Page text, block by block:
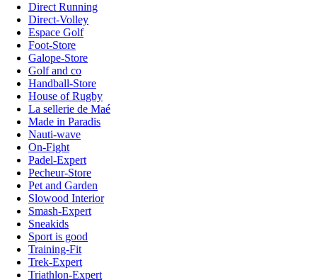
Direct Running
Direct-Volley
Espace Golf
Foot-Store
Galope-Store
Golf and co
Handball-Store
House of Rugby
La sellerie de Maé
Made in Paradis
Nauti-wave
On-Fight
Padel-Expert
Pecheur-Store
Pet and Garden
Slowood Interior
Smash-Expert
Sneakids
Sport is good
Training-Fit
Trek-Expert
Triathlon-Expert